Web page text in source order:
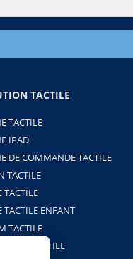
TACTILE
TACTILE
IPAD
DE COMMANDE TACTILE
TACTILE
TACTILE
TACTILE ENFANT
TACTILE
TACTILE